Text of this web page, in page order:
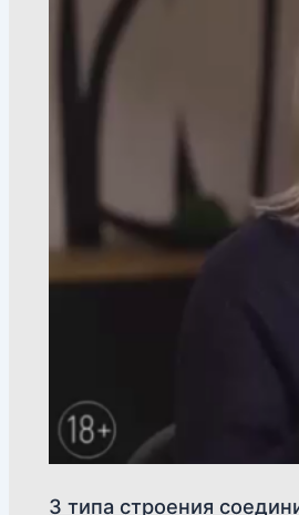
3 типа строения